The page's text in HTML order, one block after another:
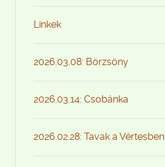
Linkek
2026.03.08: Börzsöny
2026.03.14: Csobánka
2026.02.28: Tavak a Vértesben